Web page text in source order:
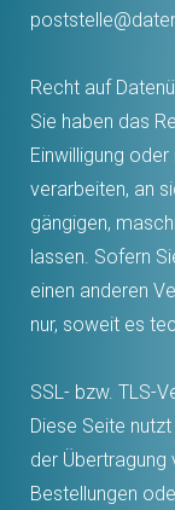
Recht auf
Sie haben das
Einwilligung
verarbeiten, an
gängigen,
lassen. Sofern
einen anderen
nur, soweit es
SSL- bzw. TLS-
Diese Seite
der Übertragung
Bestellungen